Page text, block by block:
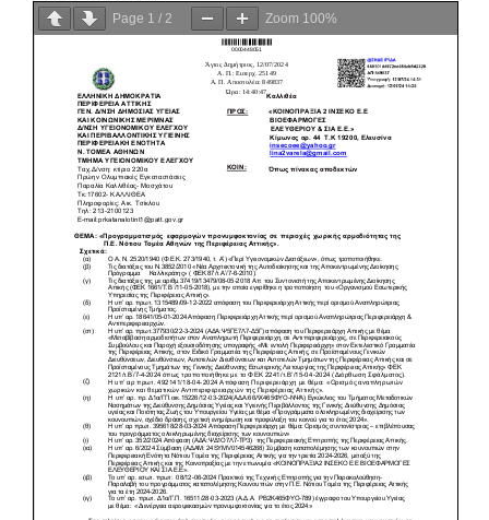
Page 1 / 2 Zoom 100%